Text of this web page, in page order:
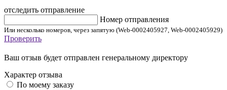
отследить отправление
Номер отправления
Или несколько номеров, через запятую (Web-0002405927, Web-0002405929)
Проверить
Ваш отзыв будет отправлен генеральному директору
Характер отзыва
По моему заказу